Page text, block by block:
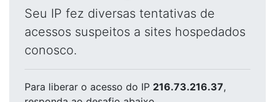
Seu IP fez diversas tentativas de
acessos suspeitos a sites hospedados
conosco.
Para liberar o acesso do IP 216.73.216.37,